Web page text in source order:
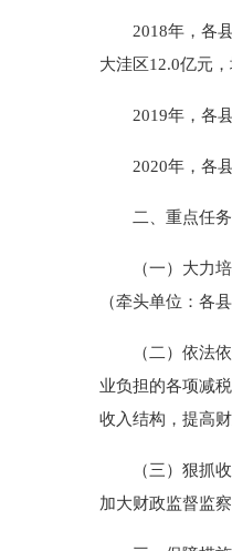
2018年，各县
大洼区12.0亿元
2019年，各县
2020年，各县
二、重点任务
（一）大力培
（牵头单位：各
（二）依法依
业负担的各项减
收入结构，提高
（三）狠抓收
加大财政监督监